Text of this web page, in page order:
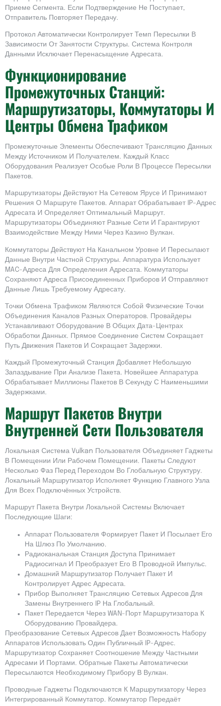
Приеме Сегмента. Если Подтверждение Не Поступает,
Отправитель Повторяет Передачу.
Протокол Автоматически Контролирует Темп Пересылки В
Зависимости От Занятости Структуры. Система Контроля
Данными Исключает Перенасыщение Адресата.
Функционирование
Промежуточных Станций:
Маршрутизаторы, Коммутаторы И
Центры Обмена Трафиком
Промежуточные Элементы Обеспечивают Трансляцию Данных
Между Источником И Получателем. Каждый Класс
Оборудования Реализует Особые Роли В Процессе Пересылки
Пакетов.
Маршрутизаторы Действуют На Сетевом Ярусе И Принимают
Решения О Маршруте Пакетов. Аппарат Обрабатывает IP-Адрес
Адресата И Определяет Оптимальный Маршрут.
Маршрутизаторы Объединяют Разные Сети И Гарантируют
Взаимодействие Между Ними Через Казино Вулкан.
Коммутаторы Действуют На Канальном Уровне И Пересылают
Данные Внутри Частной Структуры. Аппаратура Использует
MAC-Адреса Для Определения Адресата. Коммутаторы
Сохраняют Адреса Присоединенных Приборов И Отправляют
Данные Лишь Требуемому Адресату.
Точки Обмена Трафиком Являются Собой Физические Точки
Объединения Каналов Разных Операторов. Провайдеры
Устанавливают Оборудование В Общих Дата-Центрах
Обработки Данных. Прямое Соединение Систем Сокращает
Путь Движения Пакетов И Сокращает Задержки.
Каждый Промежуточный Станция Добавляет Небольшую
Запаздывание При Анализе Пакета. Новейшее Аппаратура
Обрабатывает Миллионы Пакетов В Секунду С Наименьшими
Задержками.
Маршрут Пакетов Внутри
Внутренней Сети Пользователя
Локальная Система Vulkan Пользователя Объединяет Гаджеты
В Помещении Или Рабочем Помещении. Пакеты Следуют
Несколько Фаз Перед Переходом Во Глобальную Структуру.
Локальный Маршрутизатор Исполняет Функцию Главного Узла
Для Всех Подключённых Устройств.
Маршрут Пакета Внутри Локальной Системы Включает
Последующие Шаги:
Аппарат Пользователя Формирует Пакет И Посылает Его
На Шлюз По Умолчанию.
Радиоканальная Станция Доступа Принимает
Радиосигнал И Преобразует Его В Проводной Импульс.
Домашний Маршрутизатор Получает Пакет И
Контролирует Адрес Адресата.
Прибор Выполняет Трансляцию Сетевых Адресов Для
Замены Внутреннего IP На Глобальный.
Пакет Передается Через WAN-Порт Маршрутизатора К
Оборудованию Провайдера.
Преобразование Сетевых Адресов Дает Возможность Набору
Аппаратов Использовать Один Публичный IP-Адрес.
Маршрутизатор Сохраняет Соотношение Между Частными
Адресами И Портами. Обратные Пакеты Автоматически
Пересылаются Необходимому Прибору В Вулкан.
Проводные Гаджеты Подключаются К Маршрутизатору Через
Интегрированный Коммутатор. Коммутатор Передаёт